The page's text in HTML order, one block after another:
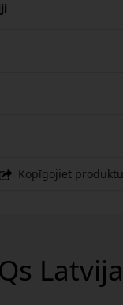
Kopīgojiet produktu
Latvija